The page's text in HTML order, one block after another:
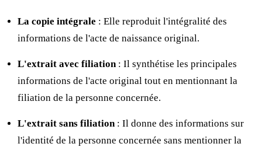
La copie intégrale : Elle reproduit l'intégralité des
informations de l'acte de naissance original.
L'extrait avec filiation: Il synthétise les principales
informations de l'acte original tout en mentionnant la
filiation de la personne concernée.
L'extrait sans filiation: Il donne des informations sur
l'identité de la personne concernée sans mentionner la